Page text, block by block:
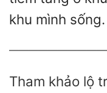
khu mình sống.
Tham khảo lộ